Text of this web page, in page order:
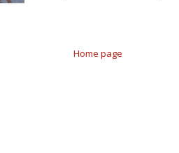
Home page